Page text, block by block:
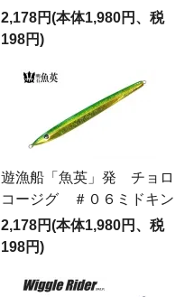
2,178円(本体1,980円、税
198円)
遊漁船「魚英」発 チョロ
コージグ ＃０６ミドキン
2,178円(本体1,980円、税
198円)